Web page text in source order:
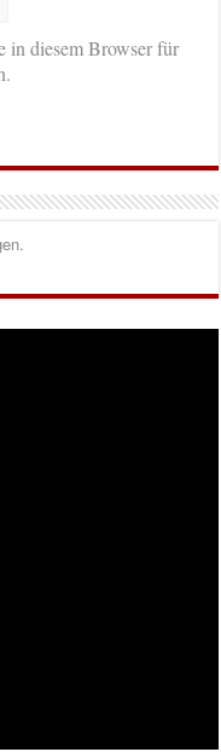
in diesem Browser für